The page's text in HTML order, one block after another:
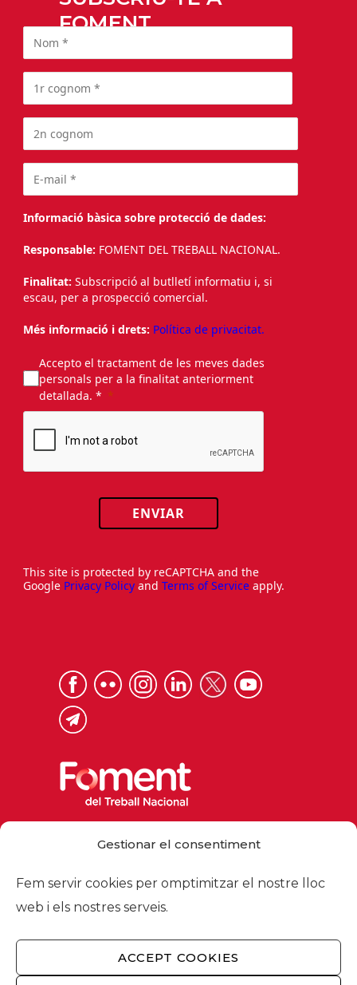
Gestionar el consentiment
Fem servir cookies per omptimitzar el nostre lloc
web i els nostres serveis.
ACCEPT COOKIES
FOMENT
Informació bàsica sobre protecció de dades:
Responsable: FOMENT DEL TREBALL NACIONAL.
Finalitat: Subscripció al butlletí informatiu i, si
escau, per a prospecció comercial.
Més informació i drets: Política de privacitat.
Accepto el tractament de les meves dades
personals per a la finalitat anteriorment
detallada. *
ENVIAR
This site is protected by reCAPTCHA and the
Google Privacy Policy and Terms of Service apply.
foment@foment.com
© 2026 - Foment del Treball Nacional